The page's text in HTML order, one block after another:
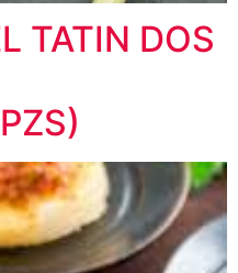
TATIN DOS